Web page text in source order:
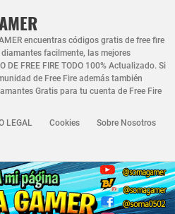
encuentras códigos gratis de free fire
facilmente, las mejores
DE FREE FIRE TODO 100% Actualizado. Si
de Free Fire además también
Gratis para tu cuenta de Free Fire
LEGAL Cookies Sobre Nosotros